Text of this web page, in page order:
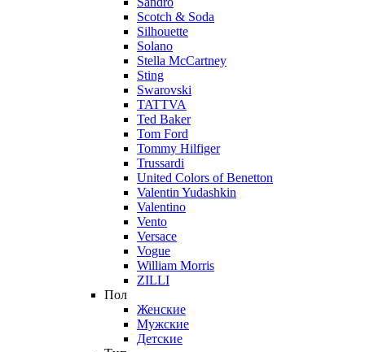
Scotch & Soda
Silhouette
Solano
Stella McCartney
Sting
Swarovski
TATTVA
Ted Baker
Tom Ford
Tommy Hilfiger
Trussardi
United Colors of Benetton
Valentin Yudashkin
Valentino
Vento
Versace
Vogue
William Morris
ZILLI
Пол
Женские
Мужские
Детские